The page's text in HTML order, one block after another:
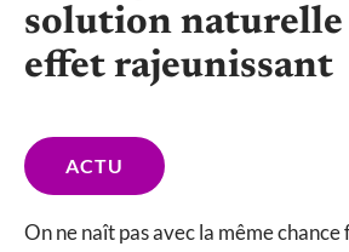
solution
effet rajeunissant
ACTU
On ne naît pas avec la même chance